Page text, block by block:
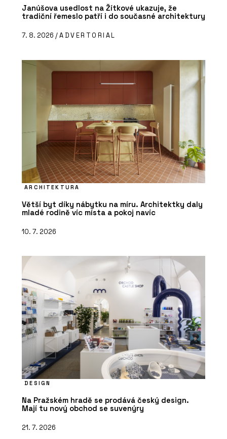
Janúšova usedlost na Žítkové ukazuje, že
tradiční řemeslo patří i do současné architektury
7. 8. 2026 /ADVERTORIAL
ARCHITEKTURA
Větší byt díky nábytku na míru. Architektky daly
mladé rodině víc místa a pokoj navíc
10. 7. 2026
DESIGN
Na Pražském hradě se prodává český design.
Mají tu nový obchod se suvenýry
21. 7. 2026